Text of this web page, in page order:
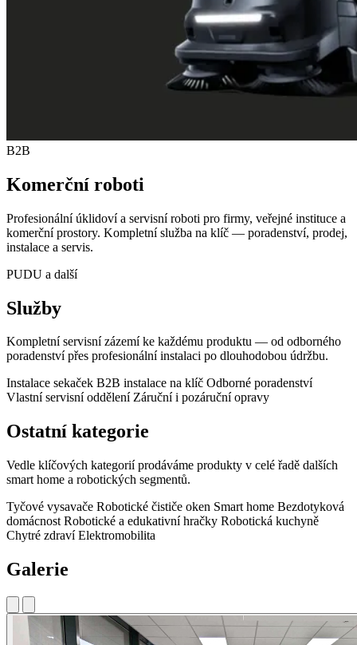
B2B
Komerční roboti
Profesionální úklidoví a servisní roboti pro firmy, veřejné instituce a
komerční prostory. Kompletní služba na klíč — poradenství, prodej,
instalace a servis.
PUDU a další
Služby
Kompletní servisní zázemí ke každému produktu — od odborného
poradenství přes profesionální instalaci po dlouhodobou údržbu.
Instalace sekaček B2B instalace na klíč Odborné poradenství
Vlastní servisní odděleníZáruční i pozáruční opravy
Ostatní kategorie
Vedle klíčových kategorií prodáváme produkty v celé řadě dalších
smart home a robotických segmentů.
Tyčové vysavače Robotické čističe oken Smart home Bezdotyková
domácnost Robotické a edukativní hračky Robotická kuchyně
Chytré zdravíElektromobilita
Galerie